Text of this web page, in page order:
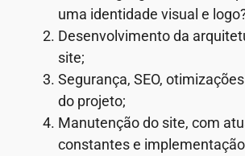
uma identidade visual e
Desenvolvimento da
site;
Segurança, SEO,
do projeto;
Manutenção do site, com
constantes e